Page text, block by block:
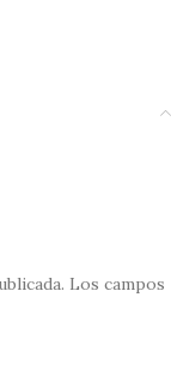
Los campos